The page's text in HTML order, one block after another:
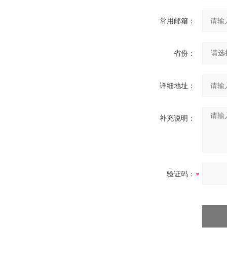
常用邮箱：
省份：
详细地址：
补充说明：
验证码：